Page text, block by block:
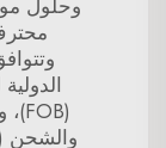
وحلول